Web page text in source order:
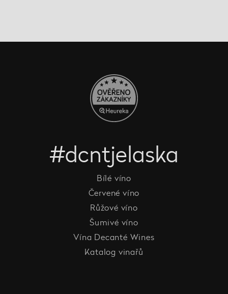
#dcntjelaska
Bílé víno
Červené víno
Růžové víno
Šumivé víno
Vína Decanté Wines
Katalog vinařů